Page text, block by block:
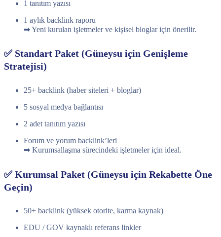
1 tanıtım yazısı
1 aylık backlink raporu
➡ Yeni kurulan işletmeler ve kişisel bloglar için önerilir.
✅ Standart Paket (Güneysu için Genişleme
Stratejisi)
25+ backlink (haber siteleri + bloglar)
5 sosyal medya bağlantısı
2 adet tanıtım yazısı
Forum ve yorum backlink’leri
➡ Kurumsallaşma sürecindeki işletmeler için ideal.
✅ Kurumsal Paket (Güneysu için Rekabette Öne
Geçin)
50+ backlink (yüksek otorite, karma kaynak)
EDU / GOV kaynaklı referans linkler